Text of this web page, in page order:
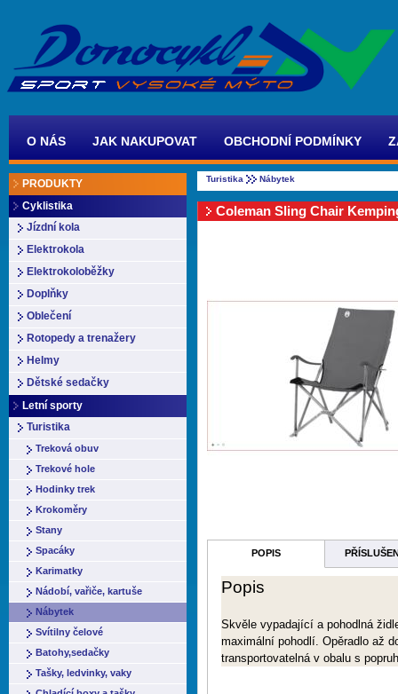
O NÁS JAK NAKUPOVAT OBCHODNÍ PODMÍNKY
PRODUKTY
Cyklistika
Jízdní kola
Elektrokola
Elektrokoloběžky
Doplňky
Oblečení
Rotopedy a trenažery
Helmy
Dětské sedačky
Letní sporty
Turistika
Treková obuv
Trekové hole
Hodinky trek
Krokoměry
Stany
Spacáky
Karimatky
Nádobí, vařiče, kartuše
Nábytek
Svítilny čelové
Batohy,sedačky
Tašky, ledvinky, vaky
Turistika Nábytek
Coleman Sling Chair
POPIS
Popis
Skvěle vypadající a pohodlná
maximální pohodlí. Opěradlo až
transportovatelná v obalu s